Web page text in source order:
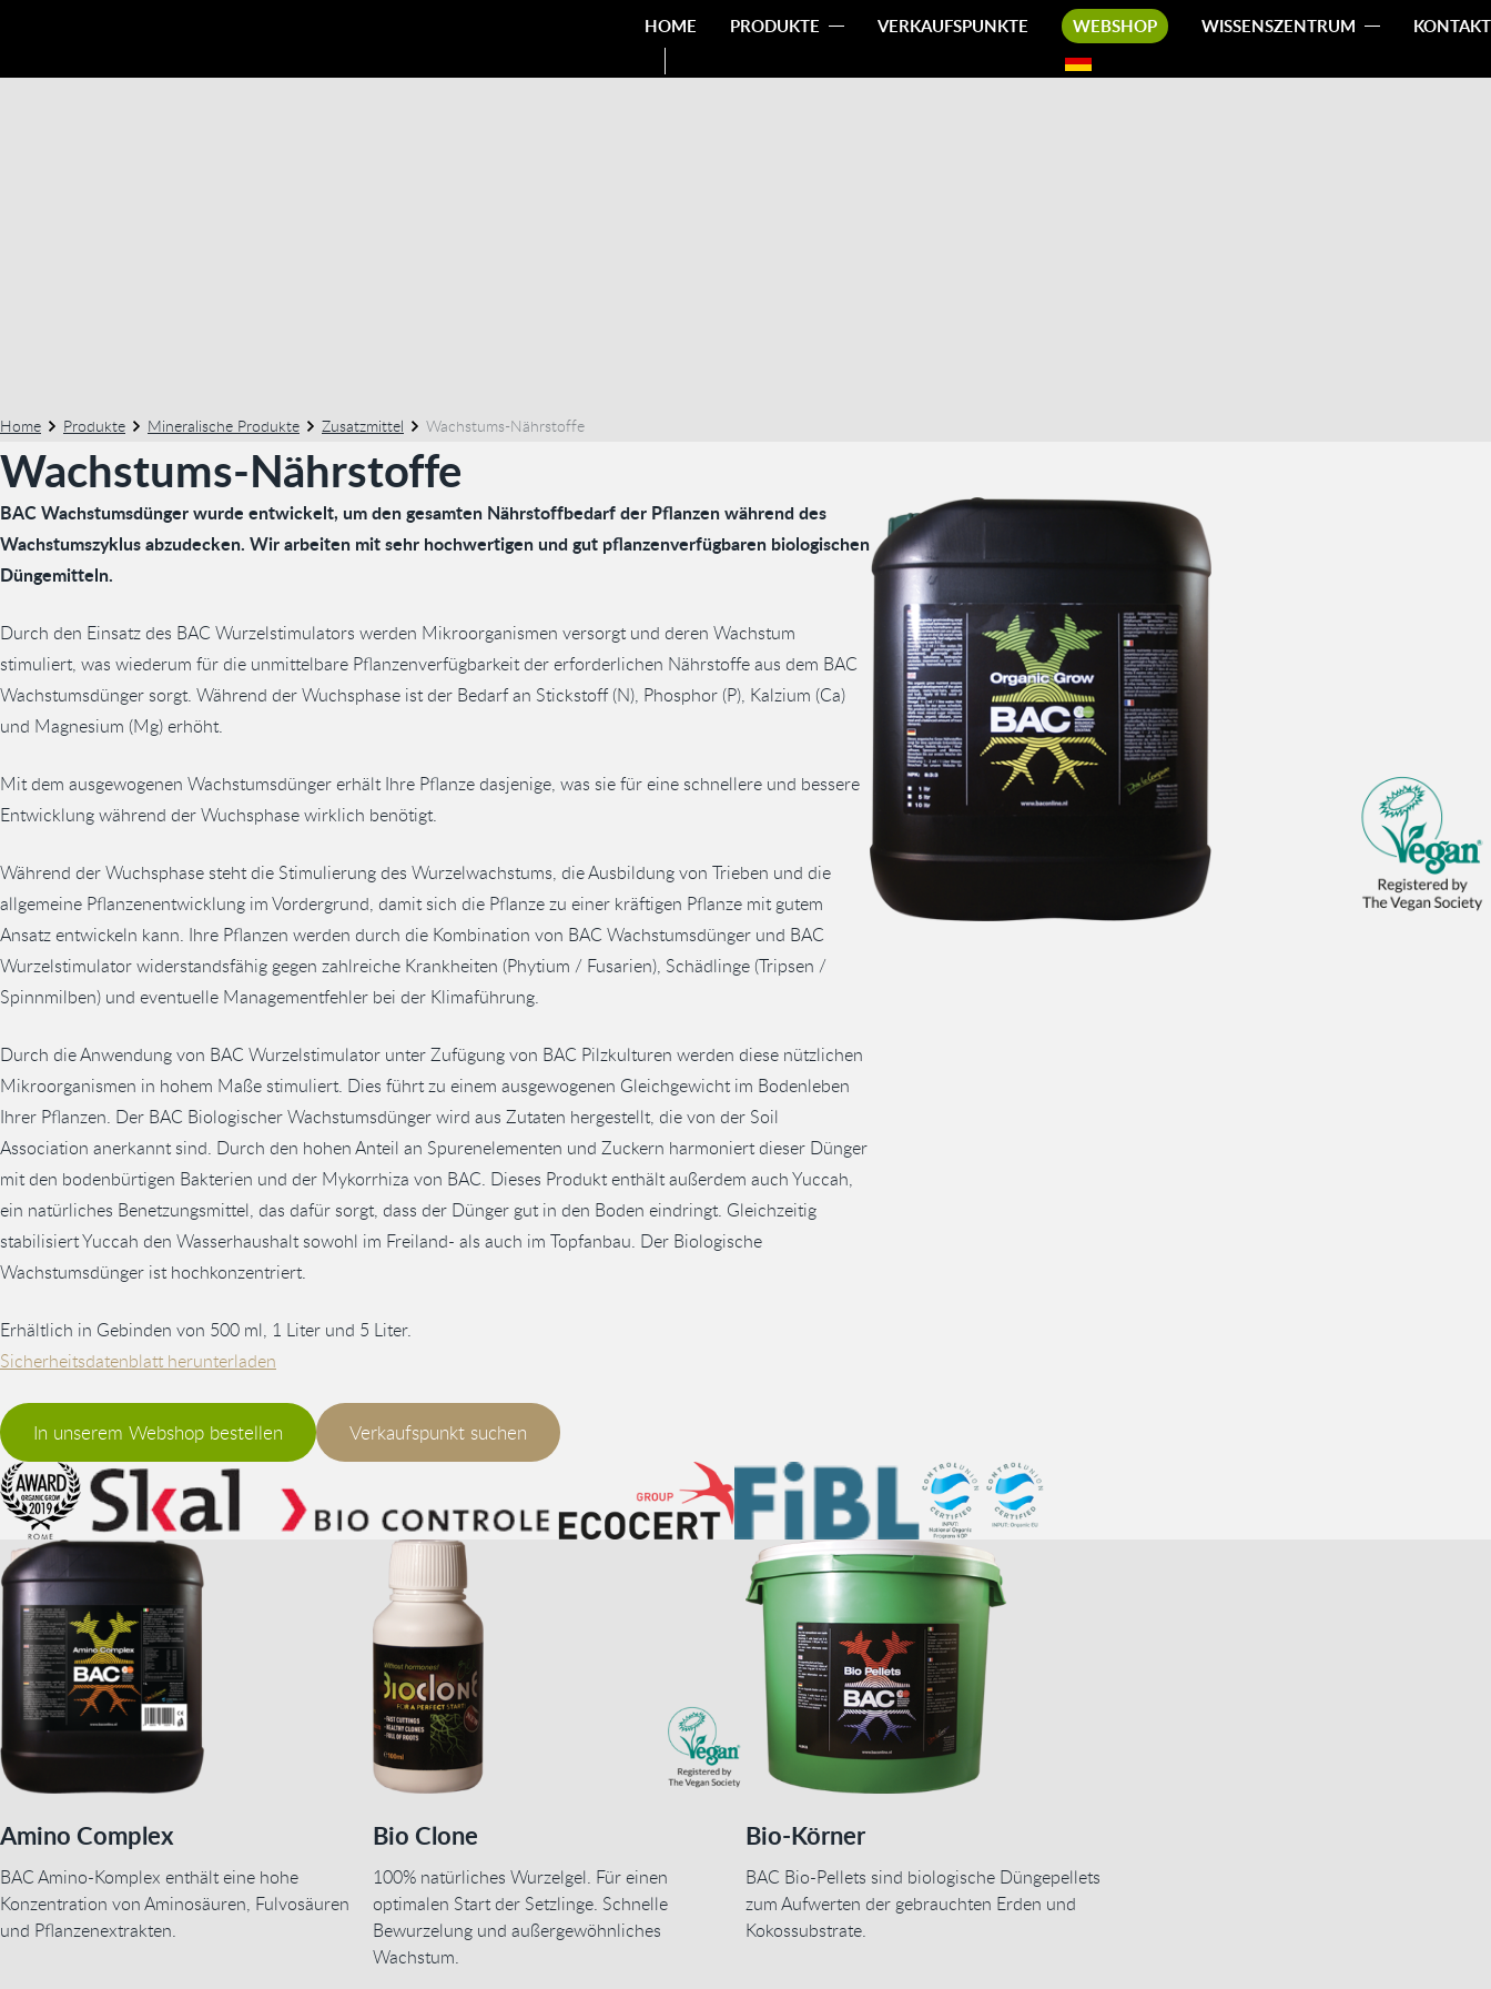
HOME PRODUKTE VERKAUFSPUNKTE WEBSHOP WISSENSZENTRUM KONTAKT
Home Produkte Mineralische Produkte Zusatzmittel Wachstums-Nährstoffe
Wachstums-Nährstoffe
BAC Wachstumsdünger wurde entwickelt, um den gesamten Nährstoffbedarf der Pflanzen während des
Wachstumszyklus abzudecken. Wir arbeiten mit sehr hochwertigen und gut pflanzenverfügbaren biologischen
Düngemitteln.
Durch den Einsatz des BAC Wurzelstimulators werden Mikroorganismen versorgt und deren Wachstum
stimuliert, was wiederum für die unmittelbare Pflanzenverfügbarkeit der erforderlichen Nährstoffe aus dem BAC
Wachstumsdünger sorgt. Während der Wuchsphase ist der Bedarf an Stickstoff (N), Phosphor (P), Kalzium (Ca)
und Magnesium (Mg) erhöht.
Mit dem ausgewogenen Wachstumsdünger erhält Ihre Pflanze dasjenige, was sie für eine schnellere und bessere
Entwicklung während der Wuchsphase wirklich benötigt.
Während der Wuchsphase steht die Stimulierung des Wurzelwachstums, die Ausbildung von Trieben und die
allgemeine Pflanzenentwicklung im Vordergrund, damit sich die Pflanze zu einer kräftigen Pflanze mit gutem
Ansatz entwickeln kann. Ihre Pflanzen werden durch die Kombination von BAC Wachstumsdünger und BAC
Wurzelstimulator widerstandsfähig gegen zahlreiche Krankheiten (Phytium / Fusarien), Schädlinge (Tripsen /
Spinnmilben) und eventuelle Managementfehler bei der Klimaführung.
Durch die Anwendung von BAC Wurzelstimulator unter Zufügung von BAC Pilzkulturen werden diese nützlichen
Mikroorganismen in hohem Maße stimuliert. Dies führt zu einem ausgewogenen Gleichgewicht im Bodenleben
Ihrer Pflanzen. Der BAC Biologischer Wachstumsdünger wird aus Zutaten hergestellt, die von der Soil
Association anerkannt sind. Durch den hohen Anteil an Spurenelementen und Zuckern harmoniert dieser Dünger
mit den bodenbürtigen Bakterien und der Mykorrhiza von BAC. Dieses Produkt enthält außerdem auch Yuccah,
ein natürliches Benetzungsmittel, das dafür sorgt, dass der Dünger gut in den Boden eindringt. Gleichzeitig
stabilisiert Yuccah den Wasserhaushalt sowohl im Freiland- als auch im Topfanbau. Der Biologische
Wachstumsdünger ist hochkonzentriert.
Erhältlich in Gebinden von 500 ml, 1 Liter und 5 Liter.
Sicherheitsdatenblatt herunterladen
In unserem Webshop bestellen Verkaufspunkt suchen
Amino Complex
BAC Amino-Komplex enthält eine hohe
Konzentration von Aminosäuren, Fulvosäuren
und Pflanzenextrakten.
Bio Clone
100% natürliches Wurzelgel. Für einen
optimalen Start der Setzlinge. Schnelle
Bewurzelung und außergewöhnliches
Wachstum.
Bio-Körner
BAC Bio-Pellets sind biologische Düngepellets
zum Aufwerten der gebrauchten Erden und
Kokossubstrate.